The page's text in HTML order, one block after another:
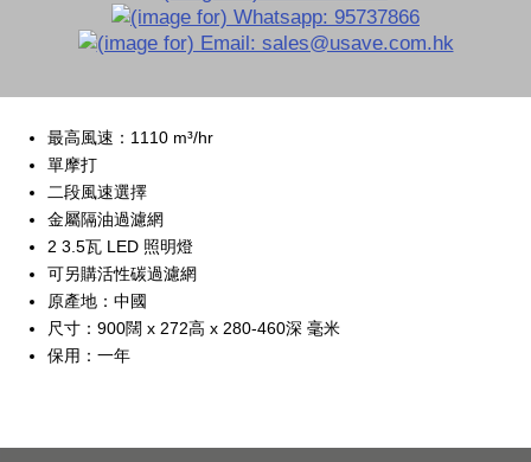
最高風速：1110 m³/hr
單摩打
二段風速選擇
金屬隔油過濾網
2 3.5瓦 LED 照明燈
可另購活性碳過濾網
原產地：中國
尺寸：900闊 x 272高 x 280-460深 毫米
保用：一年